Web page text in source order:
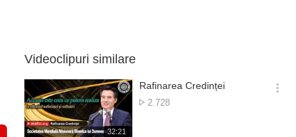
Videoclipuri similare
재
32:21
Rafinarea Credinței
Numărul
2.728
옵